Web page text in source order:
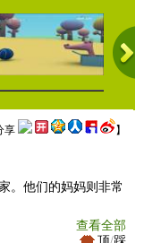
享 】
。他们的妈妈则非常
查看全部